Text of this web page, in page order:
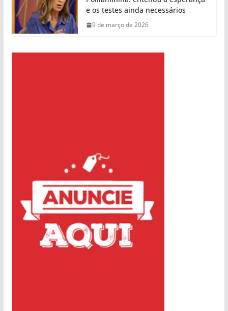
e os testes ainda necessários
9 de março de 2026